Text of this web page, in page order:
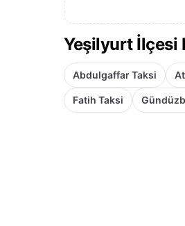
Yeşilyurt İlçesi
Abdulgaffar Taksi
Fatih Taksi